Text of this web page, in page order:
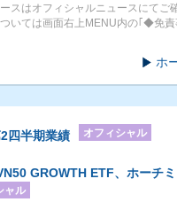
スはオフィシャルニュースにてご
いては画面右上MENU内の｢◆免責
ホ
四半期業績 オフィシャル
GROWTH ETF、ホーチ
ャル